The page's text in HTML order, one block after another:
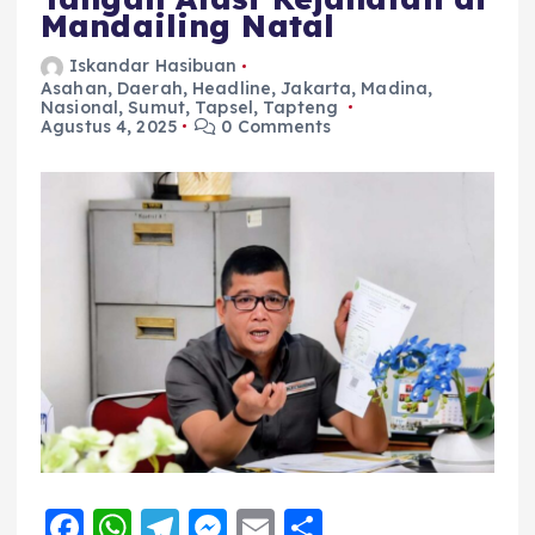
Mandailing Natal
Iskandar Hasibuan
Asahan, Daerah, Headline,Jakarta, Madina,
Nasional,Sumut, Tapsel, Tapteng
Agustus 4, 2025
0 Comments